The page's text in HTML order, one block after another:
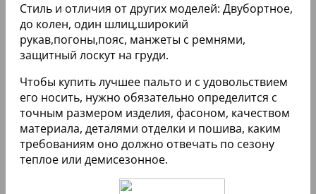
Стиль и отличия от других моделей: Двубортное,
до колен, один шлиц,широкий
рукав,погоны,пояс, манжеты с ремнями,
защитный лоскут на груди.
Чтобы купить лучшее пальто и с удовольствием
его носить, нужно обязательно определится с
точным размером изделия, фасоном, качеством
материала, деталями отделки и пошива, каким
требованиям оно должно отвечать по сезону
теплое или демисезонное.